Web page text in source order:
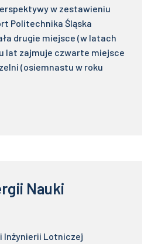
w zestawieniu
Politechnika Śląska
drugie miejsce (w latach
lat zajmuje czwarte miejsce
(osiemnastu w roku
Nauki
Inżynierii Lotniczej